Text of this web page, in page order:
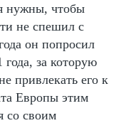
нужны, чтобы
не спешил с
он попросил
за которую
привлекать его к
Европы этим
со своим